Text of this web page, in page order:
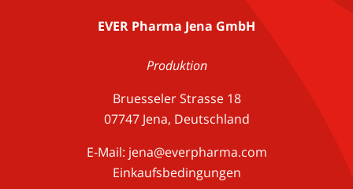
EVER Pharma Jena GmbH
Produktion
Bruesseler Strasse 18
07747 Jena, Deutschland
E-Mail: jena@everpharma.com
Einkaufsbedingungen